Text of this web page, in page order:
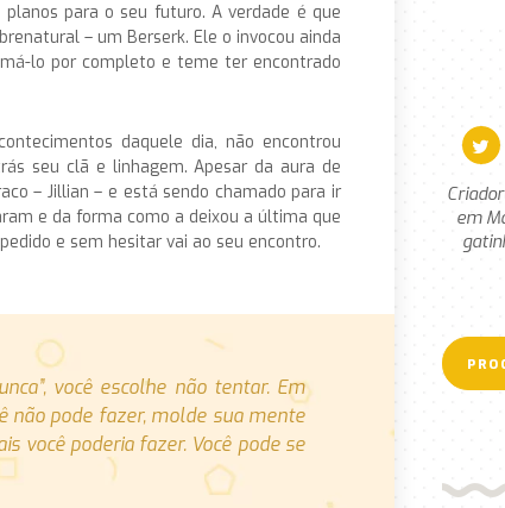
para o seu futuro. A verdade é que
– um Berserk. Ele o invocou ainda
lo por completo e teme ter encontrado
daquele dia, não encontrou
seu clã e linhagem. Apesar da aura de
– Jillian – e está sendo chamado para ir
e da forma como a deixou a última que
e sem hesitar vai ao seu encontro.
você escolhe não tentar. Em
não pode fazer, molde sua mente
você poderia fazer. Você pode se
em